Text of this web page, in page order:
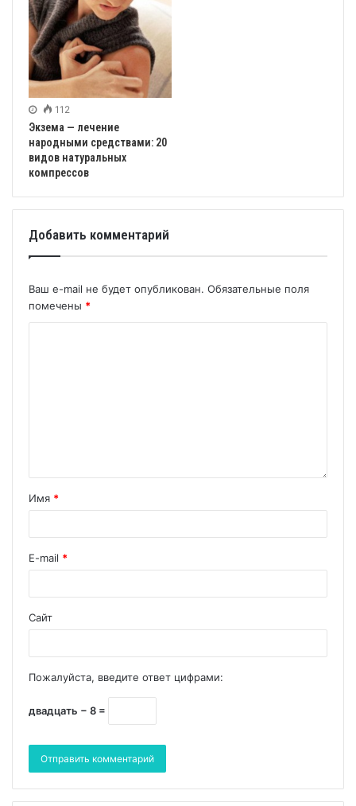
112
Экзема — лечение
народными средствами: 20
видов натуральных
компрессов
Добавить комментарий
Ваш e-mail не будет опубликован. Обязательные поля
помечены *
Имя *
E-mail *
Сайт
Пожалуйста, введите ответ цифрами:
двадцать − 8 =